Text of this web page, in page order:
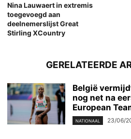
Nina Lauwaert in extremis
toegevoegd aan
deelnemerslijst Great
Stirling XCountry
GERELATEERDE
België
nog net na
European
NATIONAAL 23/06/